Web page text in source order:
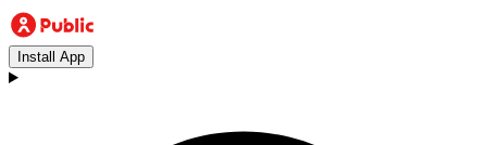
Install App